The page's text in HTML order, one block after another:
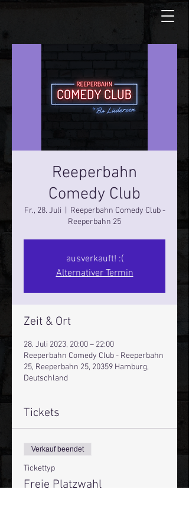
Reeperbahn
Comedy Club
Fr., 28. Juli
Reeperbahn Comedy Club -
Reeperbahn 25
ausverkauft! :(
Alternativer Termin
Zeit & Ort
28. Juli 2023, 20:00 – 22:00
Reeperbahn Comedy Club - Reeperbahn
25, Reeperbahn 25, 20359 Hamburg,
Deutschland
Tickets
Verkauf beendet
Tickettyp
Freie Platzwahl